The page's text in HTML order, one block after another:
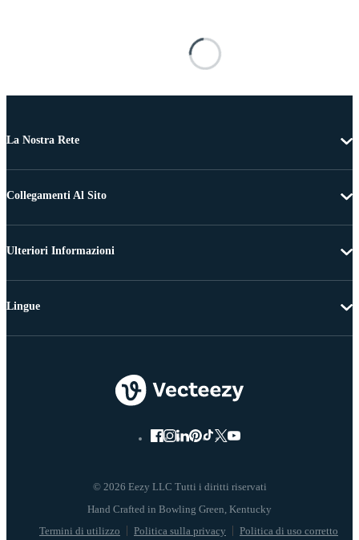
La Nostra Rete
Collegamenti Al Sito
Ulteriori Informazioni
© 2026 Eezy LLC Tutti i diritti riservati
Termini di utilizzo Politica sulla privacy Politica di uso corretto
Lingue